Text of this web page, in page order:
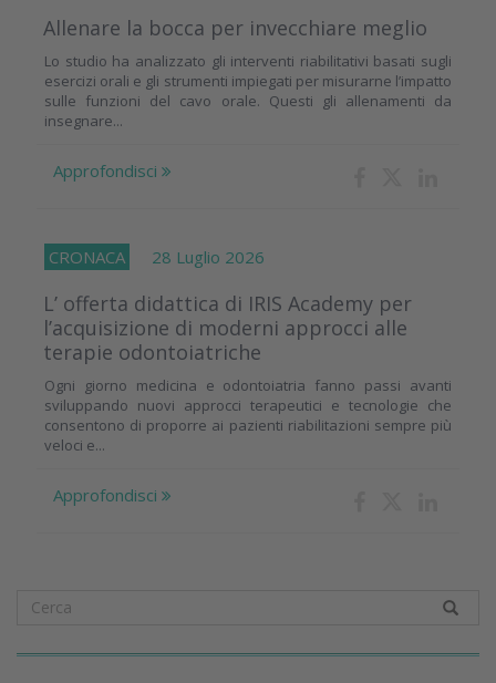
Allenare la bocca per invecchiare meglio
Lo studio ha analizzato gli interventi riabilitativi basati sugli
esercizi orali e gli strumenti impiegati per misurarne l’impatto
sulle funzioni del cavo orale. Questi gli allenamenti da
insegnare...
Approfondisci
CRONACA 28 Luglio 2026
L’ offerta didattica di IRIS Academy per
l’acquisizione di moderni approcci alle
terapie odontoiatriche
Ogni giorno medicina e odontoiatria fanno passi avanti
sviluppando nuovi approcci terapeutici e tecnologie che
consentono di proporre ai pazienti riabilitazioni sempre più
veloci e...
Approfondisci